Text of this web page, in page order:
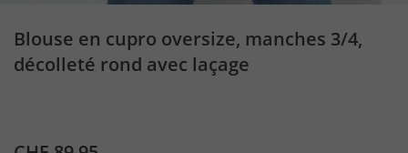
Blouse en cupro oversize, manches 3/4,
décolleté rond avec laçage